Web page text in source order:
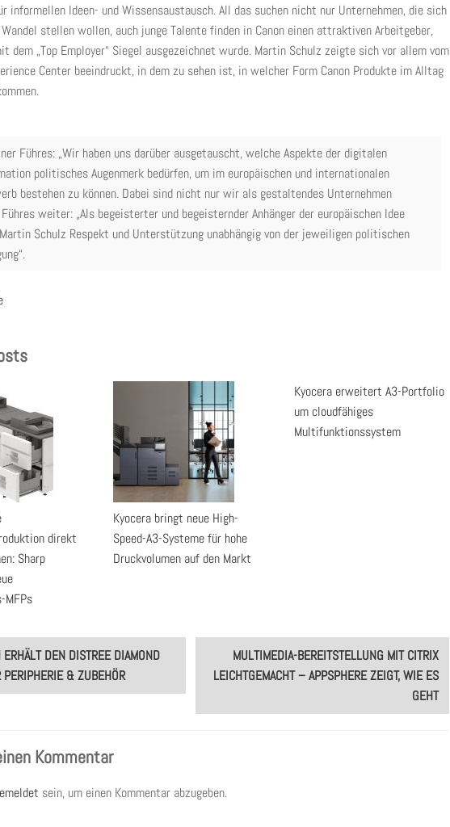
informellen Ideen- und Wissensaustausch. All das suchen nicht nur Unternehmen, die sich
stellen wollen, auch junge Talente finden in Canon einen attraktiven Arbeitgeber,
dem „Top Employer“ Siegel ausgezeichnet wurde. Martin Schulz zeigte sich vor allem vom
Center beeindruckt, in dem zu sehen ist, in welcher Form Canon Produkte im Alltag
Führes: „Wir haben uns darüber ausgetauscht, welche Aspekte der digitalen
politisches Augenmerk bedürfen, um im europäischen und internationalen
bestehen zu können. Dabei sind nicht nur wir als gestaltendes Unternehmen
weiter: „Als begeisterter und begeisternder Anhänger der europäischen Idee
Schulz Respekt und Unterstützung unabhängig von der jeweiligen politischen
direkt
Sharp
MFPs
Kyocera bringt neue High-
Speed-A3-Systeme für hohe
Druckvolumen auf den Markt
Kyocera erweitert A3-Portfolio
um cloudfähiges
Multifunktionssystem
ERHÄLT DEN DISTREE DIAMOND
PERIPHERIE & ZUBEHÖR
MULTIMEDIA-BEREITSTELLUNG MIT CITRIX
LEICHTGEMACHT – APPSPHERE ZEIGT, WIE ES
GEHT
Kommentar
sein, um einen Kommentar abzugeben.